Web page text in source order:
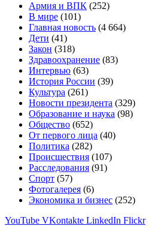
Армия и ВПК (252)
В мире (101)
Главная новость (4 664)
Дети (41)
Закон (318)
Здравоохранение (83)
Интервью (63)
История России (39)
Культура (261)
Новости президента (329)
Образование и наука (98)
Общество (652)
От первого лица (40)
Политика (282)
Происшествия (107)
Расследования (91)
Спорт (57)
Фотогалерея (6)
Экономика и бизнес (252)
YouTube VKontakte LinkedIn Flickr